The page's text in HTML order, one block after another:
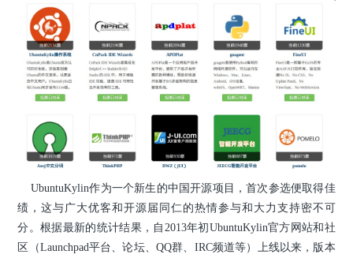
UbuntuKylin作为一个新生的中国开源项目，首次参选便取得佳
绩，这与广大优客和开源届同仁的热情参与和大力支持密不可
分。根据最新的统计结果，自2013年初UbuntuKylin官方网站和社
区（Launchpad平台、论坛、QQ群、IRC频道等）上线以来，版本